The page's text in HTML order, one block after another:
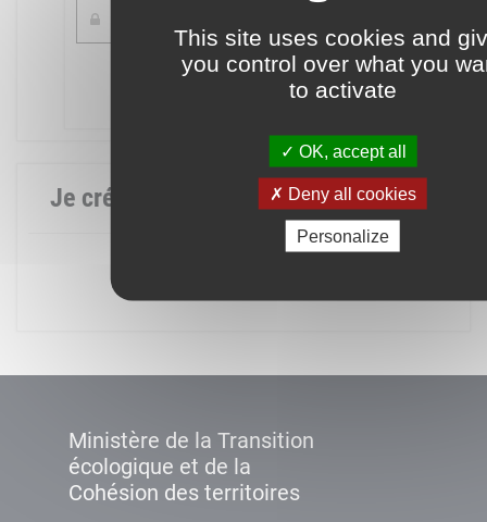
This site uses cookies and
you control over what you
to activate
OK, accept all
Deny all cookies
Personalize
Mot de passe oublié ?
Je crée mon compte
Ministère de la Transition
écologique et de la
Cohésion des territoires